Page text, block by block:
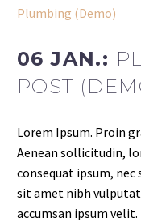
Plumbing (Demo)
06 JAN.:
POST
Lorem Ipsum. Proin
Aenean sollicitudin,
consequat ipsum, nec
sit amet nibh
accumsan ipsum